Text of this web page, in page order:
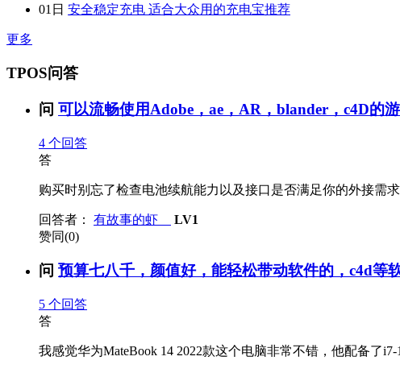
01日 安全稳定充电 适合大众用的充电宝推荐
更多
TPOS问答
问 可以流畅使用Adobe，ae，AR，blander，c4D的
4 个回答
答
购买时别忘了检查电池续航能力以及接口是否满足你的外接需
回答者： 有故事的虾
LV1
赞同(0)
问 预算七八千，颜值好，能轻松带动软件的，c4d等
5 个回答
答
我感觉华为MateBook 14 2022款这个电脑非常不错，他配备了